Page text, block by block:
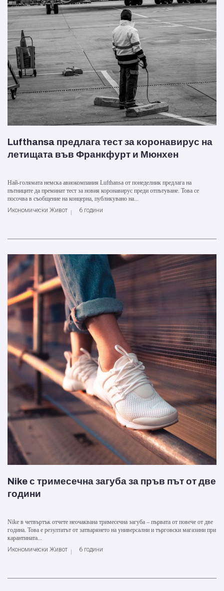
Lufthansa предлага тест за коронавирус на
летищата във Франкфурт и Мюнхен
Най-голямата немска авиокомпания Lufthansa от понеделник предлага на
пътниците да преминат тест за новия коронавирус преди отпътуване. Това се
посочва в съобщение на концерна, публикувано на...
Икономически Живот
6 години
Nike с тримесечна загуба за пръв път от две
години
Nike в четвъртък отчете неочаквана тримесечна загуба – първата от повече от две
година. Това е резултатът от затварянето на универсални и търговски магазини при
карантината...
Икономически Живот
6 години